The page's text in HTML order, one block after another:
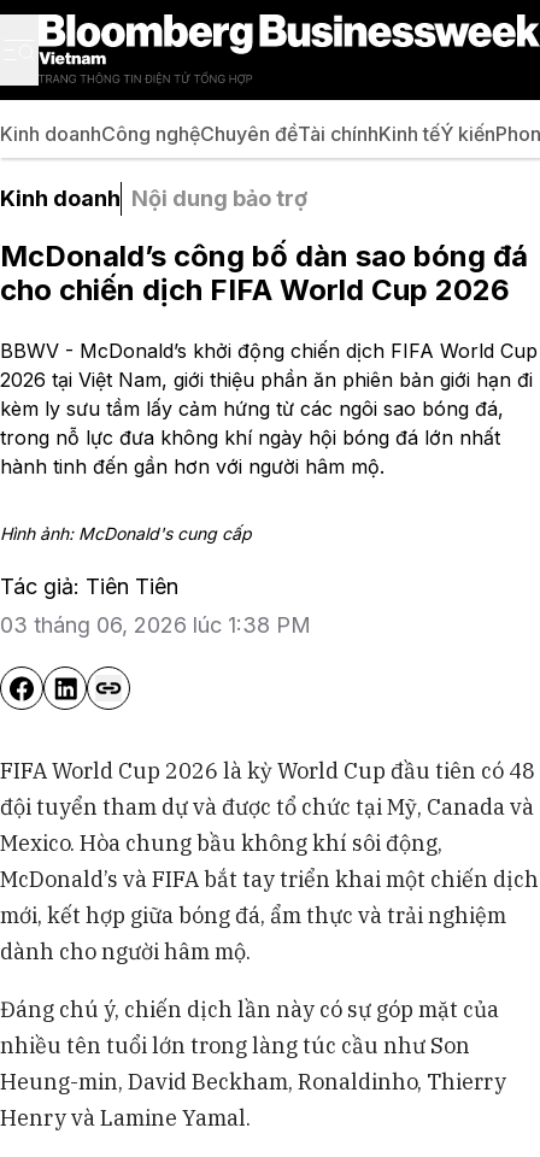
Kinh doanhCông nghệChuyên đềTài chínhKinh tếÝ kiến
Kinh doanh Nội dung bảo trợ
McDonald’s công bố dàn sao bóng đá
cho chiến dịch FIFA World Cup 2026
BBWV - McDonald’s khởi động chiến dịch FIFA World Cup
2026 tại Việt Nam, giới thiệu phần ăn phiên bản giới hạn đi
kèm ly sưu tầm lấy cảm hứng từ các ngôi sao bóng đá,
trong nỗ lực đưa không khí ngày hội bóng đá lớn nhất
hành tinh đến gần hơn với người hâm mộ.
Hình ảnh: McDonald's cung cấp
Tác giả: Tiên Tiên
03 tháng 06, 2026 lúc 1:38 PM
FIFA World Cup 2026 là kỳ World Cup đầu tiên có 48
đội tuyển tham dự và được tổ chức tại Mỹ, Canada và
Mexico. Hòa chung bầu không khí sôi động,
McDonald’s và FIFA bắt tay triển khai một chiến dịch
mới, kết hợp giữa bóng đá, ẩm thực và trải nghiệm
dành cho người hâm mộ.
Đáng chú ý, chiến dịch lần này có sự góp mặt của
nhiều tên tuổi lớn trong làng túc cầu như Son
Heung-min, David Beckham, Ronaldinho, Thierry
Henry và Lamine Yamal.